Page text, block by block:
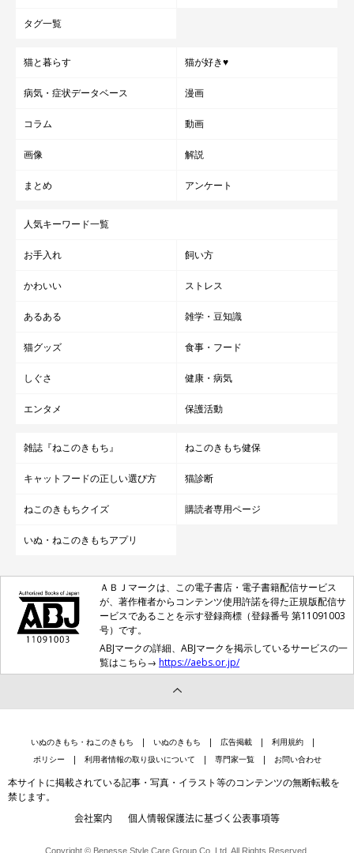
タグ一覧
猫と暮らす 猫が好き♥
病気・症状データベース 漫画
コラム 動画
画像 解説
まとめ アンケート
人気キーワード一覧
お手入れ 飼い方
かわいい ストレス
あるある 雑学・豆知識
猫グッズ 食事・フード
しぐさ 健康・病気
エンタメ 保護活動
雑誌『ねこのきもち』 ねこのきもち健保
キャットフードの正しい選び方 猫診断
ねこのきもちクイズ 購読者専用ページ
いぬ・ねこのきもちアプリ
ＡＢＪマークは、この電子書店・電子書籍配信サービス
が、著作権者からコンテンツ使用許諾を得た正規版配信サ
ービスであることを示す登録商標（登録番号 第11091003
号）です。
ABJマークの詳細、ABJマークを掲示しているサービスの一
覧はこちら→ https://aebs.or.jp/
いぬのきもち・ねこのきもち いぬのきもち 広告掲載
利用規約
ポリシー
利用者情報の取り扱いについて 専門家一覧 お問い合わせ
本サイトに掲載されている記事・写真・イラスト等のコンテンツの無断転載を
禁じます。
会社案内 個人情報保護法に基づく公表事項等
Copyright © Benesse Style Care Group Co.,Ltd. All Rights Reserved.